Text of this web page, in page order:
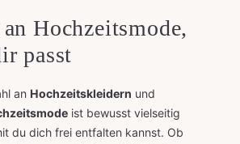
Hochzeitsmode,
passt
an Hochzeitskleidern und
ist bewusst vielseitig
du dich frei entfalten kannst. Ob